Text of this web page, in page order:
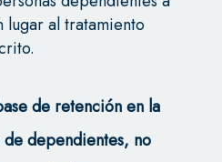
lugar al tratamiento
de retención en la
dependientes, no